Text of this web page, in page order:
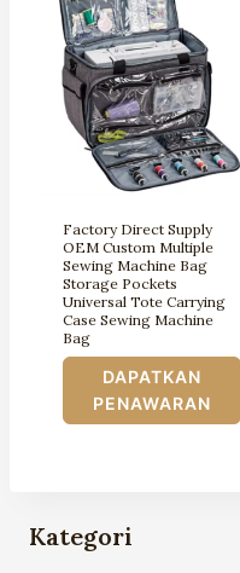
Factory Direct Supply
OEM Custom Multiple
Sewing Machine Bag
Storage Pockets
Universal Tote Carrying
Case Sewing Machine
Bag
DAPATKAN
PENAWARAN
Kategori